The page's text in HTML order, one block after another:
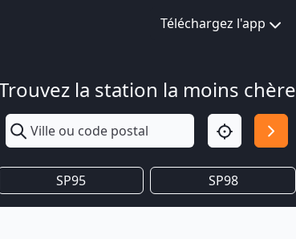
Téléchargez l'app
la station la moins chère
SP95 SP98